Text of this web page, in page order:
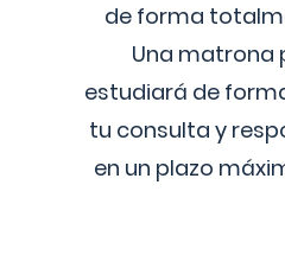
de forma
Una matrona
estudiará de
tu consulta y
en un plazo